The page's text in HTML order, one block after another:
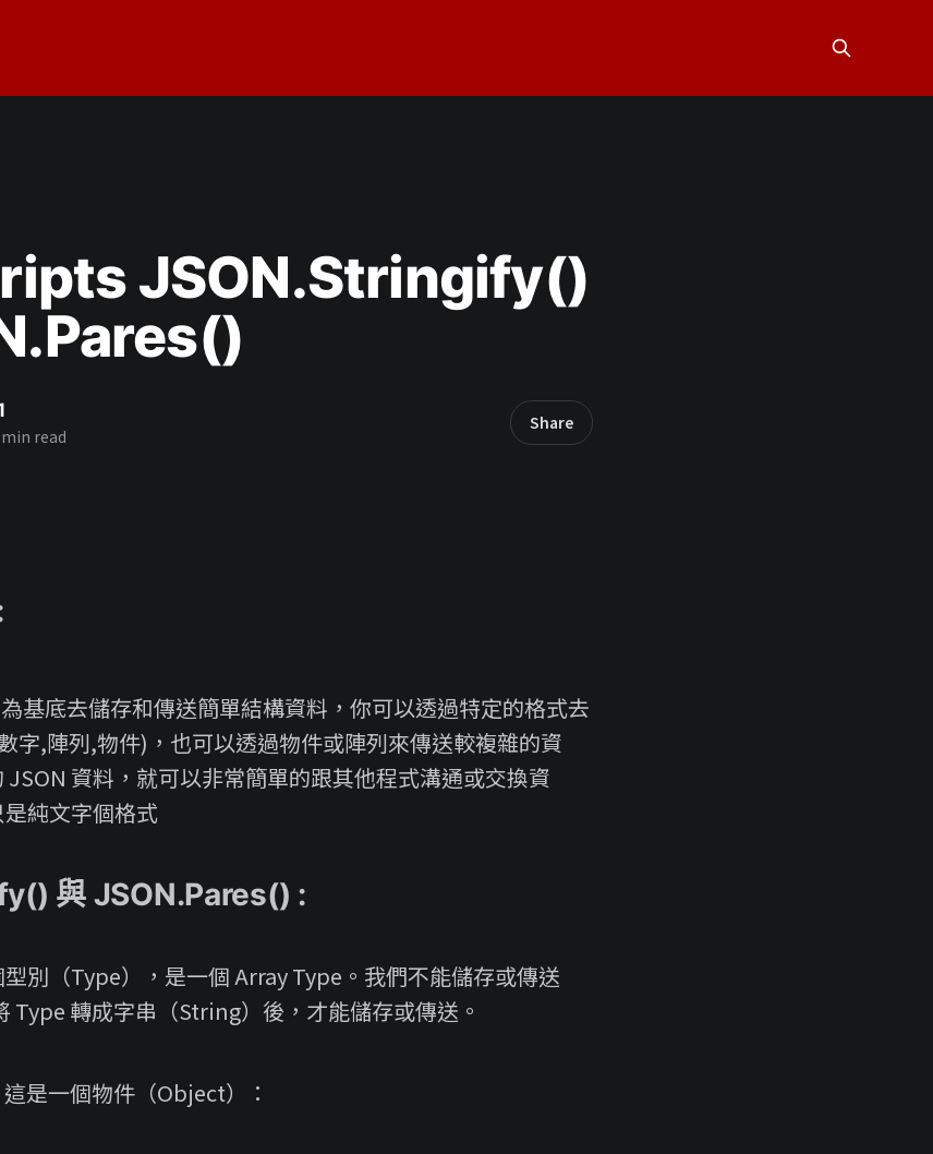
JSON.Stringify()
read
Share
基底去儲存和傳送簡單結構資料，你可以透過特定的格式去
字,陣列,物件)，也可以透過物件或陣列來傳送較複雜的資
資料，就可以非常簡單的跟其他程式溝通或交換資
純文字個格式
與 JSON.Pares() :
型別（Type），是一個 Array Type。我們不能儲存或傳送
Type 轉成字串（String）後，才能儲存或傳送。
是一個物件（Object）：